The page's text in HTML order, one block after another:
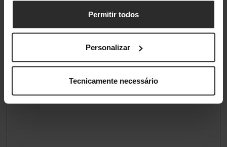
Permitir todos
Personalizar
Tecnicamente necessário